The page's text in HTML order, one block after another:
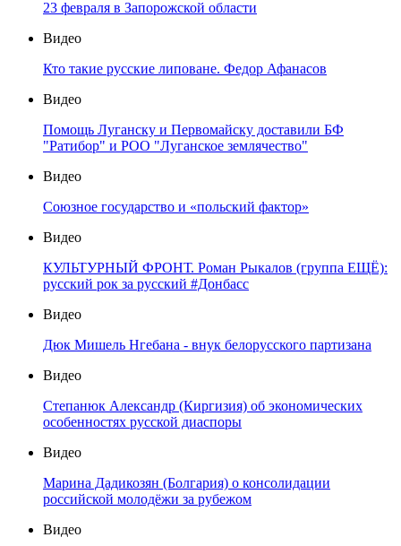
23 февраля в Запорожской области
Видео
Кто такие русские липоване. Федор Афанасов
Видео
Помощь Луганску и Первомайску доставили БФ
"Ратибор" и РОО "Луганское землячество"
Видео
Союзное государство и «польский фактор»
Видео
КУЛЬТУРНЫЙ ФРОНТ. Роман Рыкалов (группа ЕЩЁ):
русский рок за русский #Донбасс
Видео
Дюк Мишель Нгебана - внук белорусского партизана
Видео
Степанюк Александр (Киргизия) об экономических
особенностях русской диаспоры
Видео
Марина Дадикозян (Болгария) о консолидации
российской молодёжи за рубежом
Видео